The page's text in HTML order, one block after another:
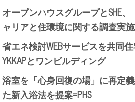
オープンハウスグループとSHE、
ャリアと住環境に関する調査実施
省エネ検討WEBサービスを共同
YKKAPとワンビルディング
浴室を「心身回復の場」に再定
た新入浴法を提案=PHS